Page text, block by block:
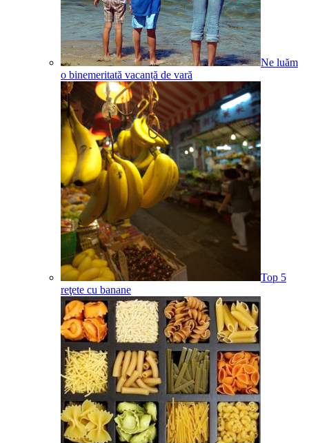
Ne luăm
o binemeritată vacanță de vară
Top 5
reţete cu banane